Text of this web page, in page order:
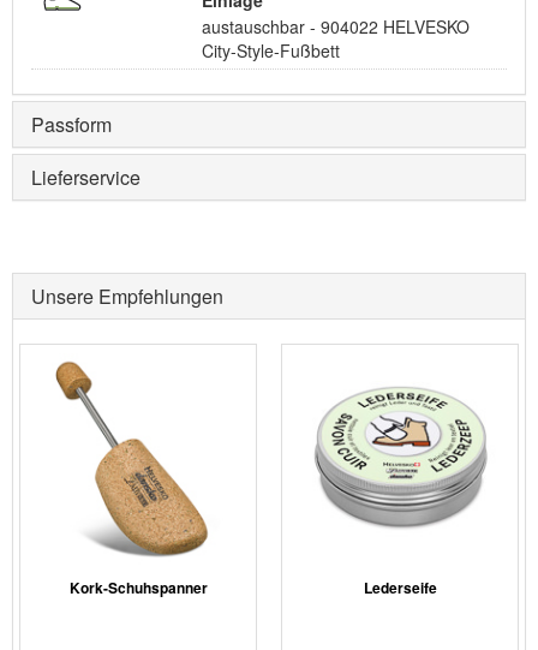
austauschbar - 904022 HELVESKO
City-Style-Fußbett
Passform
Lieferservice
Unsere Empfehlungen
Kork-Schuhspanner Lederseife